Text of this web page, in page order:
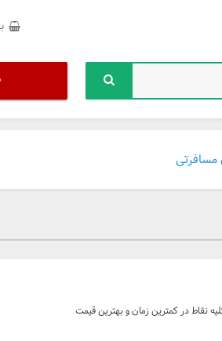
نقاط در کمترین زمان و بهترین قیمت